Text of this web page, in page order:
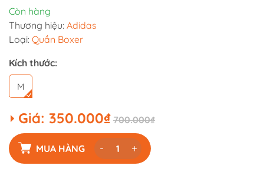
Còn hàng
Thương hiệu: Adidas
Loại: Quần Boxer
Kích thước:
M
Giá: 350.000₫ 700.000₫
MUA HÀNG - +